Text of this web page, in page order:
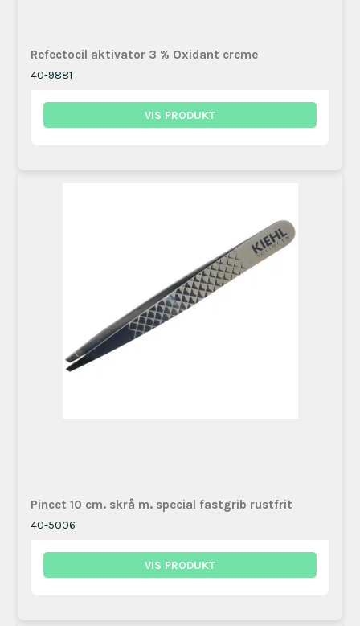
Refectocil aktivator 3 % Oxidant creme
40-9881
VIS PRODUKT
Pincet 10 cm. skrå m. special fastgrib rustfrit
40-5006
VIS PRODUKT